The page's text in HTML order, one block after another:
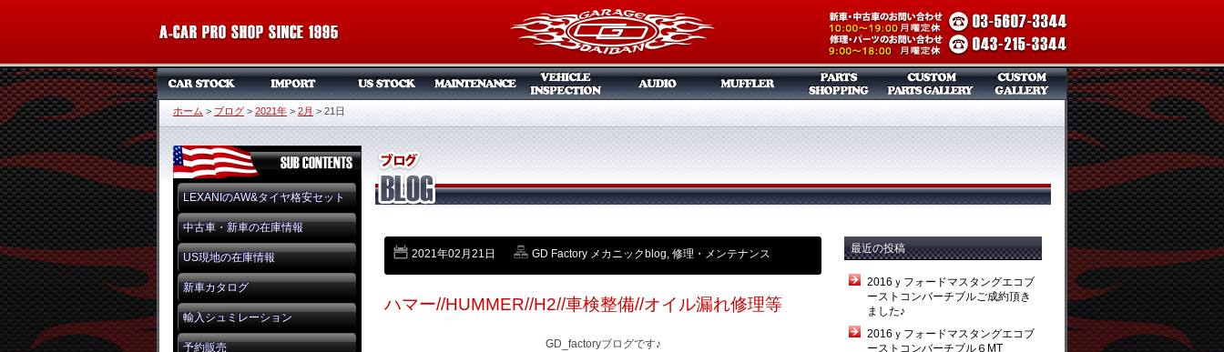
ホーム > ブログ > 2021年 > 2月 > 21日
LEXANIのAW&タイヤ格安セット
中古車・新車の在庫情報
US現地の在庫情報
新車カタログ
輸入シュミレーション
予約販売
2021年02月21日 GD Factory メカニックblog, 修理・メンテナンス
ハマー//HUMMER//H2//車検整備//オイル漏れ修理等
GD_factoryブログです♪
最近の投稿
2016ｙフォードマスタングエコブ
ーストコンバーチブルご成約頂き
ました♪
2016ｙフォードマスタングエコブ
ーストコンバーチブル６MT